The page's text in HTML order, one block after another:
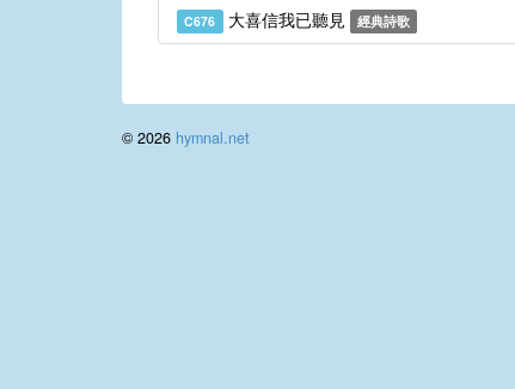
C676 大喜信我已聽見 經典詩歌
© 2026 hymnal.net